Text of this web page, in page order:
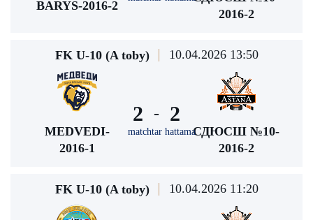
BARYS-2016-2
2016-2
FK U-10 (A toby) 10.04.2026 13:50
MEDVEDI-
2016-1
2 -
matchtar hattama
2
СДЮСШ №10-
2016-2
FK U-10 (A toby) 10.04.2026 11:20